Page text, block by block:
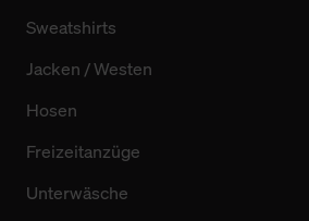
Sweatshirts
Jacken / Westen
Hosen
Freizeitanzüge
Unterwäsche